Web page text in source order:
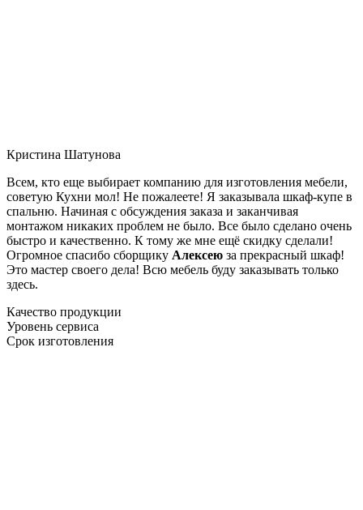
Кристина Шатунова
Всем, кто еще выбирает компанию для изготовления мебели,
советую Кухни мол! Не пожалеете! Я заказывала шкаф-купе в
спальню. Начиная с обсуждения заказа и заканчивая
монтажом никаких проблем не было. Все было сделано очень
быстро и качественно. К тому же мне ещё скидку сделали!
Огромное спасибо сборщику Алексею за прекрасный шкаф!
Это мастер своего дела! Всю мебель буду заказывать только
здесь.
Качество продукции
Уровень сервиса
Срок изготовления